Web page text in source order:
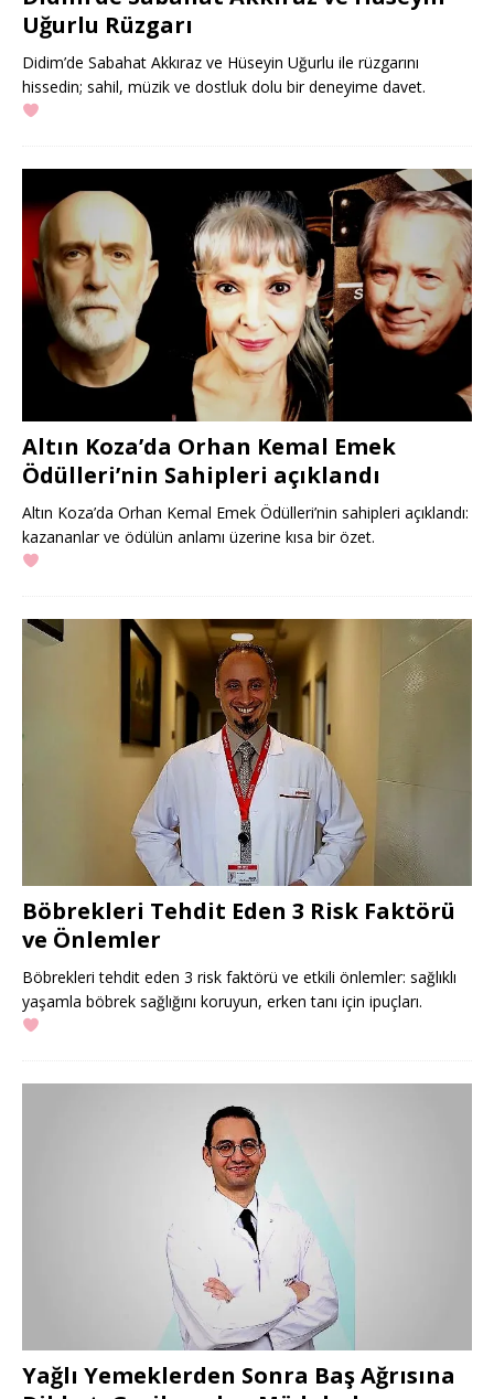
Uğurlu Rüzgarı
Didim’de Sabahat Akkıraz ve Hüseyin Uğurlu ile rüzgarını
hissedin; sahil, müzik ve dostluk dolu bir deneyime davet.
Altın Koza’da Orhan Kemal Emek
Ödülleri’nin Sahipleri açıklandı
Altın Koza’da Orhan Kemal Emek Ödülleri’nin sahipleri açıklandı:
kazananlar ve ödülün anlamı üzerine kısa bir özet.
Böbrekleri Tehdit Eden 3 Risk Faktörü
ve Önlemler
Böbrekleri tehdit eden 3 risk faktörü ve etkili önlemler: sağlıklı
yaşamla böbrek sağlığını koruyun, erken tanı için ipuçları.
Yağlı Yemeklerden Sonra Baş Ağrısına